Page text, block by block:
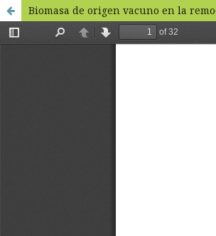
Biomasa de origen vacuno en la